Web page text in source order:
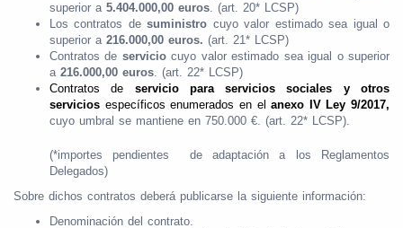
superior a 5.404.000,00 euros. (art. 20* LCSP)
Los contratos desuministro cuyo valor estimado sea igual o
superior a 216.000,00 euros. (art. 21* LCSP)
Contratos de serviciocuyo valor estimado sea igual o superior
a 216.000,00 euros. (art. 22* LCSP)
Contratos de servicio para servicios sociales y otros
servicios específicos enumerados en elanexo IV Ley 9/2017,
cuyo umbral se mantiene en 750.000 €. (art. 22* LCSP).
(*importes pendientes de adaptación a los Reglamentos
Delegados)
Sobre dichos contratos deberá publicarse la siguiente información:
Denominación del contrato.